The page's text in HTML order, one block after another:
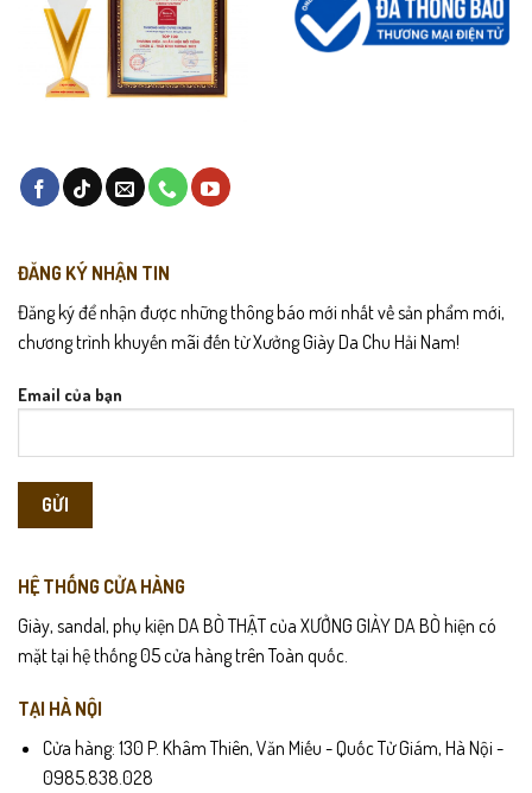
ĐĂNG KÝ NHẬN TIN
Đăng ký để nhận được những thông báo mới nhất về sản phẩm mới,
chương trình khuyến mãi đến từ Xưởng Giày Da Chu Hải Nam!
Email của bạn
HỆ THỐNG CỬA HÀNG
Giày, sandal, phụ kiện DA BÒ THẬT của XƯỞNG GIÀY DA BÒ hiện có
mặt tại hệ thống 05 cửa hàng trên Toàn quốc.
TẠI HÀ NỘI
Cửa hàng: 130 P. Khâm Thiên, Văn Miếu - Quốc Tử Giám, Hà Nội -
0985.838.028